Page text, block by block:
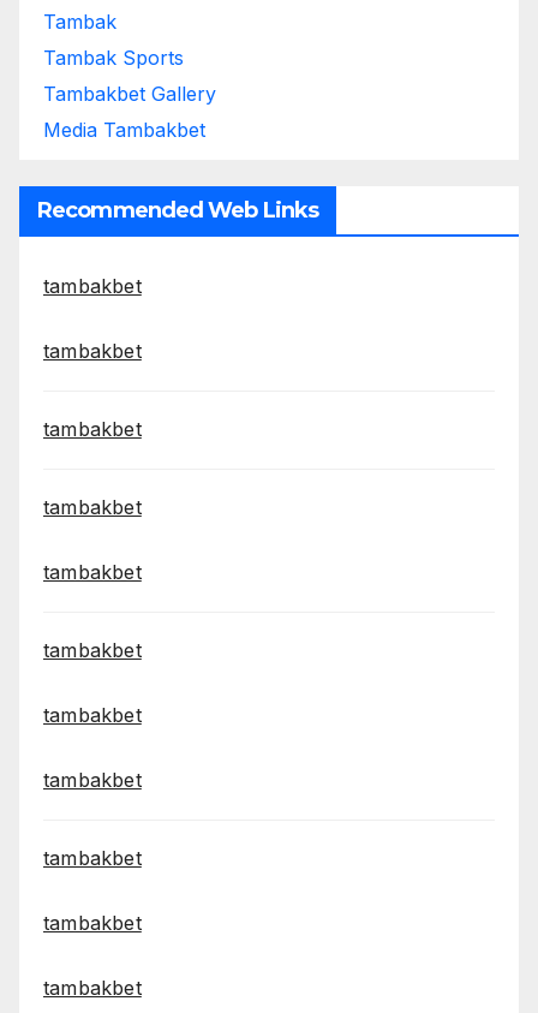
Tambak
Tambak Sports
Tambakbet Gallery
Media Tambakbet
Recommended Web Links
tambakbet
tambakbet
tambakbet
tambakbet
tambakbet
tambakbet
tambakbet
tambakbet
tambakbet
tambakbet
tambakbet